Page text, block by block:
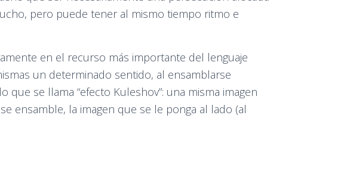
pero puede tener al mismo tiempo ritmo e
en el recurso más importante del lenguaje
un determinado sentido, al ensamblarse
se llama “efecto Kuleshov”: una misma imagen
ensamble, la imagen que se le ponga al lado (al